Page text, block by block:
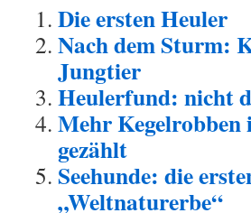
Die ersten Heuler
Nach dem Sturm:
Jungtier
Heulerfund: nicht
Mehr Kegelrobben
gezählt
Seehunde: die
„Weltnaturerbe“